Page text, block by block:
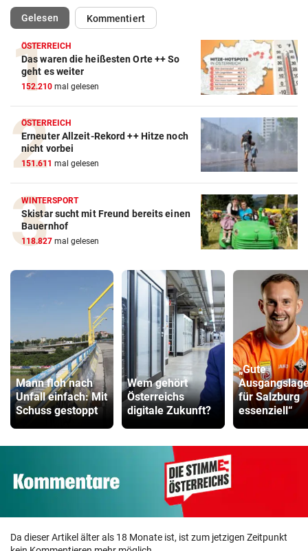
Gelesen(ausgewählt)Kommentiert
ÖSTERREICH
Das waren die heißesten Orte ++ So
geht es weiter
152.210 mal gelesen
ÖSTERREICH
Erneuter Allzeit-Rekord ++ Hitze noch
nicht vorbei
151.611 mal gelesen
WINTERSPORT
Skistar sucht mit Freund bereits einen
Bauernhof
118.827 mal gelesen
Mann floh nach
Unfall einfach: Mit
Schuss gestoppt
Wem gehört
Österreichs
digitale Zukunft?
„Gute
für Salzburg
essenziell“
Da dieser Artikel älter als 18 Monate ist, ist zum jetzigen Zeitpunkt